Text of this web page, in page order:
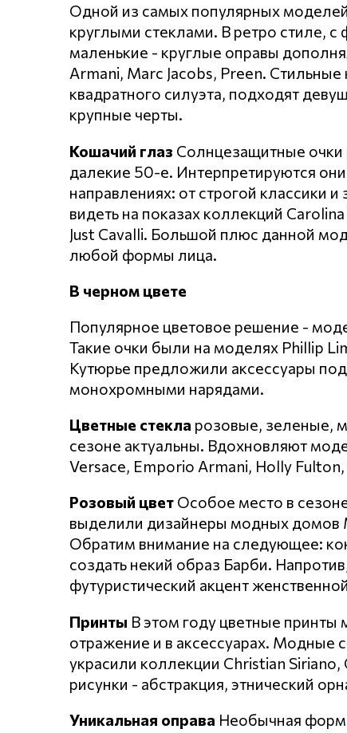
Одной из самых популярных
круглыми стеклами. В ретро стиле,
маленькие - круглые оправы
Armani, Marc Jacobs, Preen.
квадратного силуэта, подходят
крупные черты.
Кошачий глаз Солнцезащитные
далекие 50-е. Интерпретируются
направлениях: от строгой
видеть на показах коллекций
Just Cavalli. Большой плюс данной
любой формы лица.
В черном цвете
Популярное цветовое решение -
Такие очки были на моделях Phillip
Кутюрье предложили аксессуары
монохромными нарядами.
Цветные стекла розовые, зеленые,
сезоне актуальны. Вдохновляют
Versace, Emporio Armani, Holly Fulton,
Розовый цвет Особое место в
выделили дизайнеры модных домов
Обратим внимание на следующее:
создать некий образ Барби.
футуристический акцент
Принты В этом году цветные
отражение и в аксессуарах. Модные
украсили коллекции Christian
рисунки - абстракция, этнический
Уникальная оправа Необычная